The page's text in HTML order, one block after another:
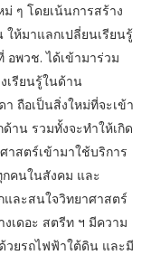
ๆ โดยเน้นการสร้าง
ห้มาแลกเปลี่ยนเรียนรู้
อพวช. ได้เข้ามาร่วม
เรียนรู้ในด้าน
ถือเป็นสิ่งใหม่ที่จะเข้า
าน รวมทั้งจะทำให้เกิด
าสตร์เข้ามาใช้บริการ
คนในสังคม และ
ละสนใจวิทยาศาสตร์
เดอะ สตรีท ฯ มีความ
วยรถไฟฟ้าใต้ดิน และมี